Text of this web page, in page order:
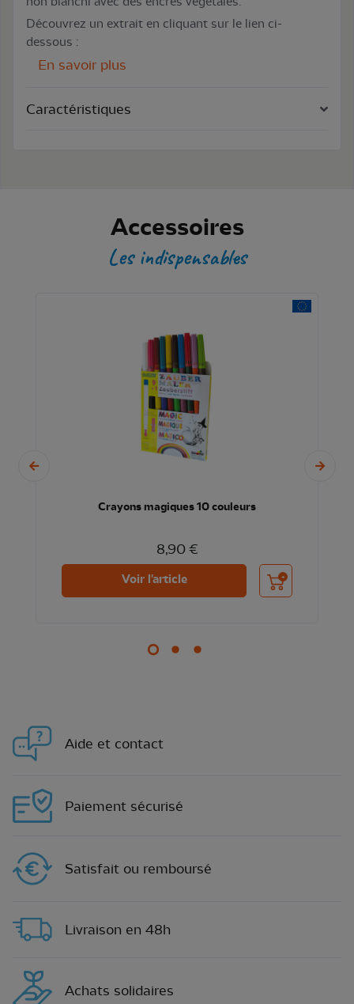
Découvrez un extrait en cliquant sur le lien ci-
dessous :
En savoir plus
Caractéristiques
Accessoires
Les indispensables
Crayons magiques 10 couleurs
8,90 €
Voir l'article Ajouter au panier
Aide et contact
Paiement sécurisé
Satisfait ou remboursé
Livraison en 48h
Achats solidaires